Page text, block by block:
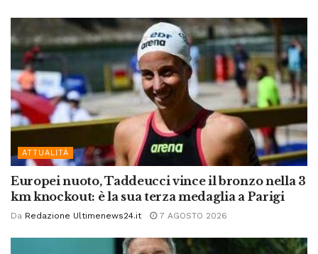
ATTUALITÀ
Europei nuoto, Taddeucci vince il bronzo nella 3
km knockout: è la sua terza medaglia a Parigi
Da Redazione Ultimenews24.it 7 AGOSTO 2026